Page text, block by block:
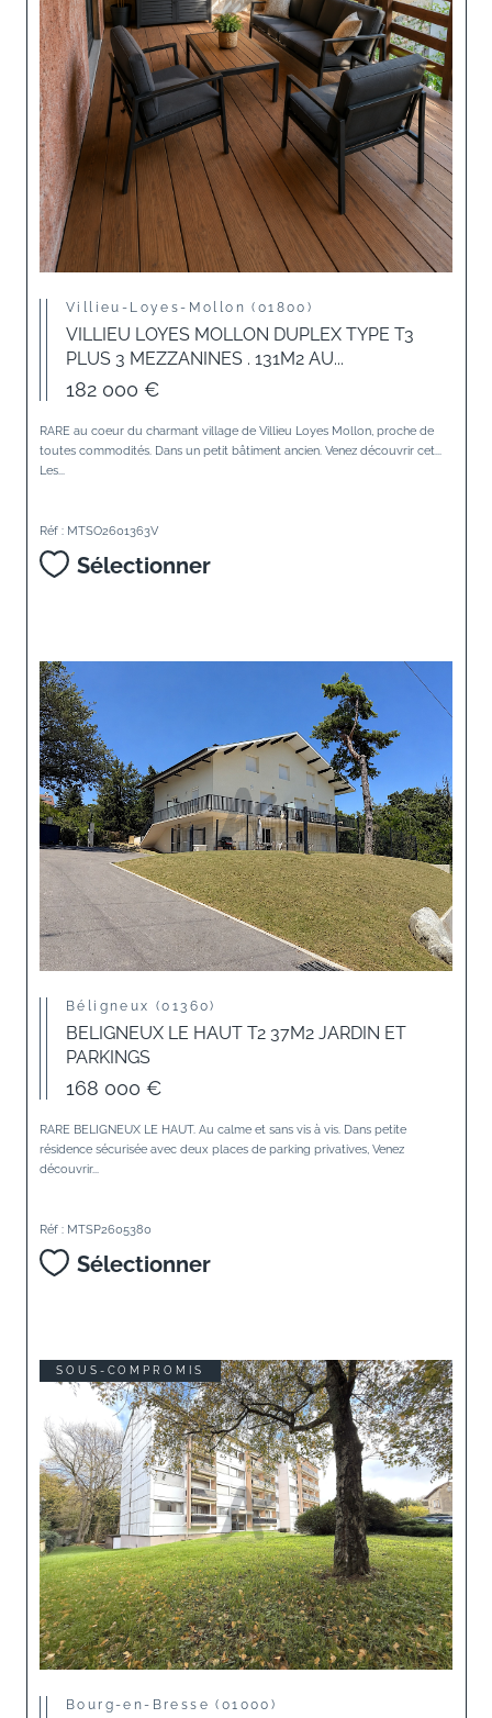
Villieu-Loyes-Mollon (01800)
VILLIEU LOYES MOLLON DUPLEX TYPE T3
PLUS 3 MEZZANINES . 131M2 AU...
182 000 €
RARE au coeur du charmant village de Villieu Loyes Mollon, proche de
toutes commodités. Dans un petit bâtiment ancien. Venez découvrir cet...
Les...
Réf : MTSO2601363V
Sélectionner
Béligneux (01360)
BELIGNEUX LE HAUT T2 37M2 JARDIN ET
PARKINGS
168 000 €
RARE BELIGNEUX LE HAUT. Au calme et sans vis à vis. Dans petite
résidence sécurisée avec deux places de parking privatives, Venez
découvrir...
Réf : MTSP2605380
Sélectionner
SOUS-COMPROMIS
Bourg-en-Bresse (01000)